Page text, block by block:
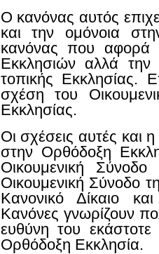
Ο κανόνας αυτός
και την ομόνοια
κανόνας που αφορά
Εκκλησιών αλλά την
τοπικής Εκκλησίας.
σχέση του
Εκκλησίας.
Οι σχέσεις αυτές και
στην Ορθόδοξη
Οικουμενική
Οικουμενική Σύνοδο
Κανονικό Δίκαιο
Κανόνες γνωρίζουν
ευθύνη του
Ορθόδοξη Εκκλησία.